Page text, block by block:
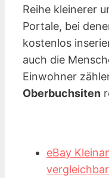
Reihe kleinerer
Portale, bei
kostenlos
auch die
Einwohner
Oberbuchsiten
eBay